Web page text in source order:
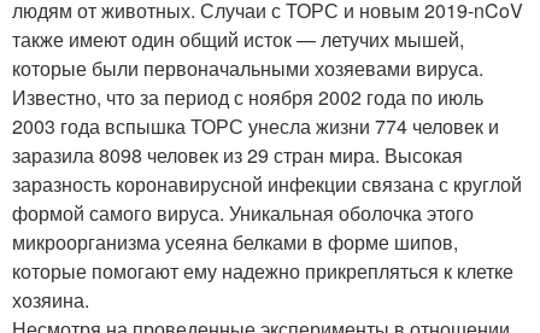
людям от животных. Случаи с ТОРС и новым 2019-nCoV
также имеют один общий исток — летучих мышей,
которые были первоначальными хозяевами вируса.
Известно, что за период с ноября 2002 года по июль
2003 года вспышка ТОРС унесла жизни 774 человек и
заразила 8098 человек из 29 стран мира. Высокая
заразность коронавирусной инфекции связана с круглой
формой самого вируса. Уникальная оболочка этого
микроорганизма усеяна белками в форме шипов,
которые помогают ему надежно прикрепляться к клетке
хозяина.